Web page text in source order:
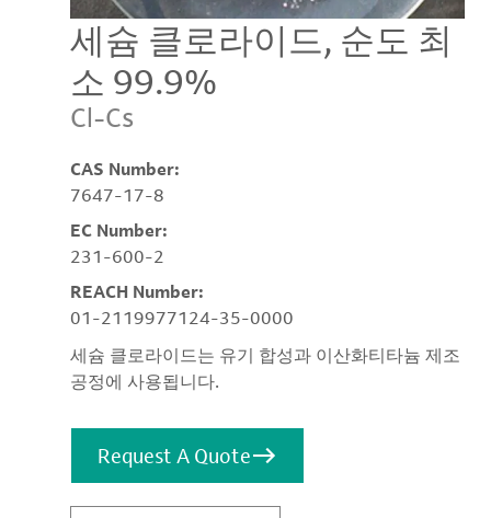
세슘 클로라이드, 순도 최
소 99.9%
Cl-Cs
CAS Number:
7647-17-8
EC Number:
231-600-2
REACH Number:
01-2119977124-35-0000
세슘 클로라이드는 유기 합성과 이산화티타늄 제조
공정에 사용됩니다.
Request A Quote